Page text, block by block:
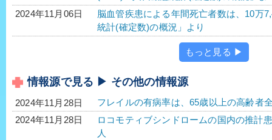
2024年11月06日
脳血管疾患による年間死亡者数は、10
統計(確定数)の概況」より
もっと見る ▶
情報源で見る ▶ その他の情報源
2024年11月28日
フレイルの有病率は、65歳以上の高齢者
2024年11月28日
ロコモティブシンドロームの国内の推計
人